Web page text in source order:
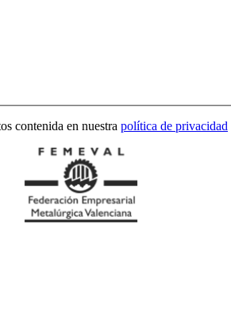
contenida en nuestra política de privacidad